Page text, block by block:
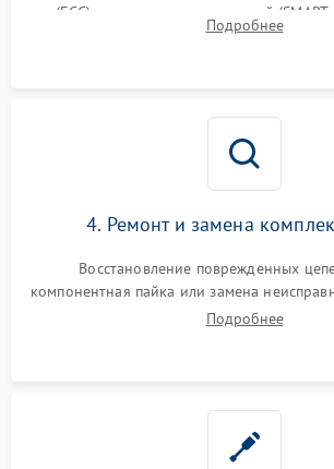
(ECC) и состояния накопителей
специализированнымиПодробнее
4. Ремонт и замена
Восстановление поврежденных
компонентная пайка или замена
Подробнее